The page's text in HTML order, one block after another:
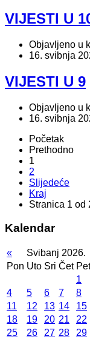
VIJESTI U
Objavljeno u
16. svibnja
VIJESTI U 9
Objavljeno u
16. svibnja
Početak
Prethodno
1
2
Slijedeće
Kraj
Stranica 1 od
Kalendar
« Svibanj 2026.
Pon Uto Sri Čet Pet
1
4
5 6 7 8
11
12 13 14 15
18
19 20 21 22
25
26 27 28 29